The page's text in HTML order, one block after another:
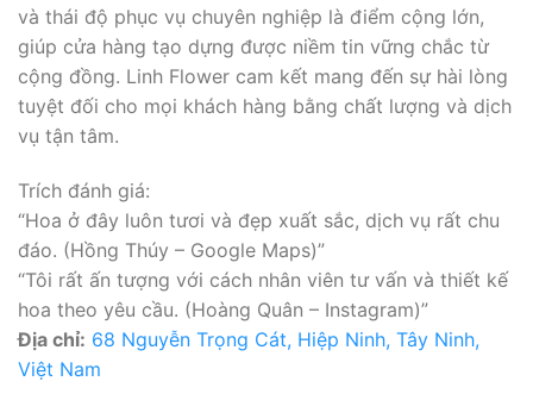
và thái độ phục vụ chuyên nghiệp là điểm cộng lớn,
giúp cửa hàng tạo dựng được niềm tin vững chắc từ
cộng đồng. Linh Flower cam kết mang đến sự hài lòng
tuyệt đối cho mọi khách hàng bằng chất lượng và dịch
vụ tận tâm.
Trích đánh giá:
“Hoa ở đây luôn tươi và đẹp xuất sắc, dịch vụ rất chu
đáo. (Hồng Thúy – Google Maps)”
“Tôi rất ấn tượng với cách nhân viên tư vấn và thiết kế
hoa theo yêu cầu. (Hoàng Quân – Instagram)”
Địa chỉ: 68 Nguyễn Trọng Cát, Hiệp Ninh, Tây Ninh,
Việt Nam